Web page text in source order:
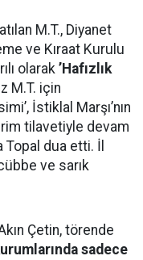
M.T., Diyanet
ve Kıraat Kurulu
olarak ’Hafızlık
M.T. için
İstiklal Marşı’nın
tilavetiyle devam
dua etti. İl
ve sarık
Çetin, törende
sadece